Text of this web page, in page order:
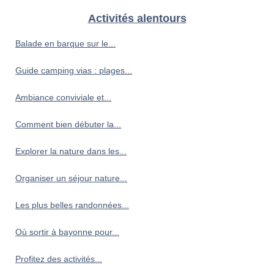
Activités alentours
Balade en barque sur le...
Guide camping vias : plages...
Ambiance conviviale et...
Comment bien débuter la...
Explorer la nature dans les...
Organiser un séjour nature...
Les plus belles randonnées...
Où sortir à bayonne pour...
Profitez des activités...